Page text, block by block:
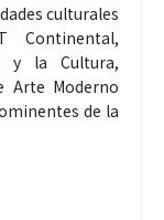
culturales
Continental,
y la Cultura,
Arte Moderno
de la